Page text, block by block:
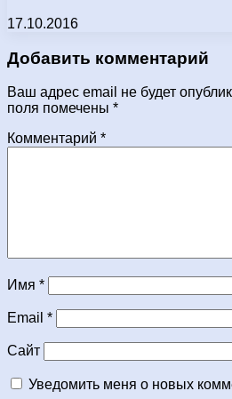
17.10.2016
Добавить комментарий
Ваш адрес email не будет
поля помечены *
Комментарий *
Имя *
Email *
Сайт
Уведомить меня о новых